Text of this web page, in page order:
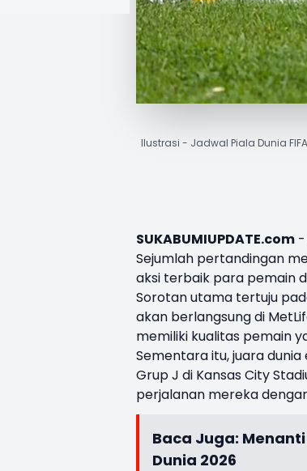
Ilustrasi - Jadwal Piala Dunia
SUKABUMIUPDATE.com -
Sejumlah pertandingan
aksi terbaik para pemain
Sorotan utama tertuju
akan berlangsung di
memiliki kualitas pemain
Sementara itu, juara
Grup J di Kansas City
perjalanan mereka
Baca Juga:
Dunia 2026